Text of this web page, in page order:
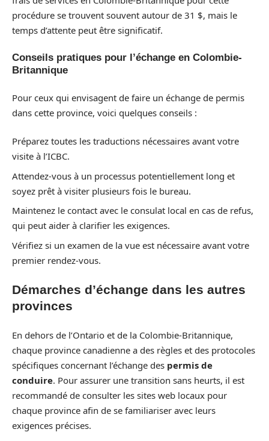
procédure se trouvent souvent autour de 31 $, mais le
temps d’attente peut être significatif.
Conseils pratiques pour l’échange en Colombie-
Britannique
Pour ceux qui envisagent de faire un échange de permis
dans cette province, voici quelques conseils :
Préparez toutes les traductions nécessaires avant votre
visite à l’ICBC.
Attendez-vous à un processus potentiellement long et
soyez prêt à visiter plusieurs fois le bureau.
Maintenez le contact avec le consulat local en cas de refus,
qui peut aider à clarifier les exigences.
Vérifiez si un examen de la vue est nécessaire avant votre
premier rendez-vous.
Démarches d’échange dans les autres
provinces
En dehors de l’Ontario et de la Colombie-Britannique,
chaque province canadienne a des règles et des protocoles
spécifiques concernant l’échange des permis de
conduire. Pour assurer une transition sans heurts, il est
recommandé de consulter les sites web locaux pour
chaque province afin de se familiariser avec leurs
exigences précises.